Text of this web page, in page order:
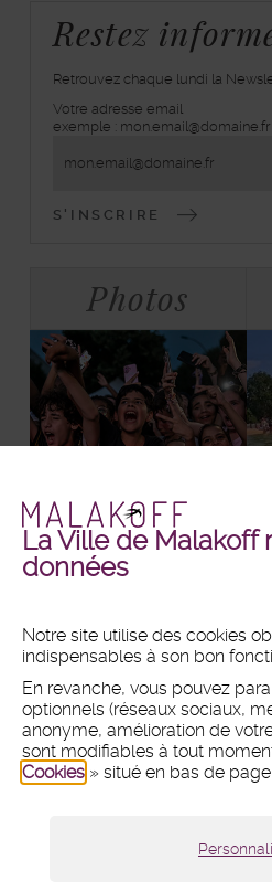
La Ville de Malakoff
données
Notre site utilise des cookies
indispensables à son bon
En revanche, vous pouvez
optionnels (réseaux sociaux,
anonyme, amélioration de
sont modifiables à tout
Cookies » situé en bas de page.
Restez
Retrouvez chaque lundi la
inscrivez-
vous
lettre
Votre adresse email
exemple : mon.email@domaine.fr
Photos
Malakoff
en
+ DE PHOTOS
MAIRIE
Hôtel de ville
1 place du 11 Novembre 1918
CS 80031 - 92240 Malakoff
Tél : 01 47 46 75 00